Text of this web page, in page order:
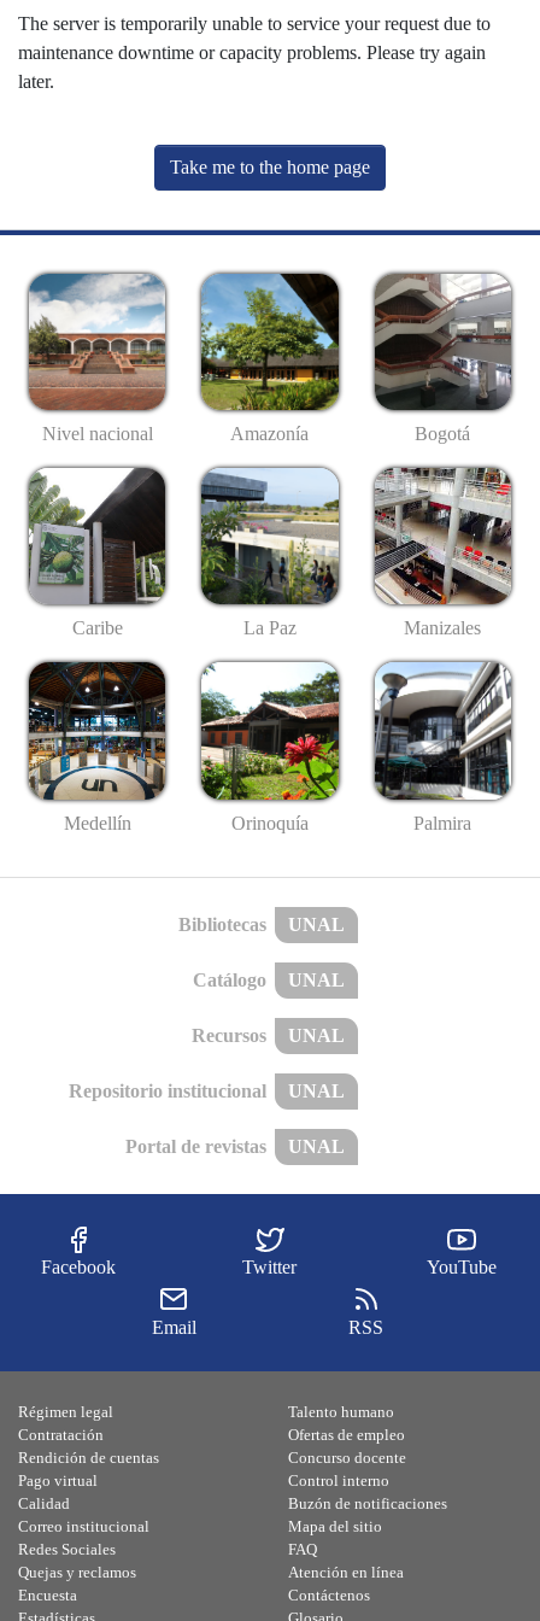
The server is temporarily unable to service your request due to
maintenance downtime or capacity problems. Please try again
later.
Take me to the home page
Nivel nacional Amazonía Bogotá
Caribe La Paz Manizales
Medellín Orinoquía Palmira
Bibliotecas UNAL
Catálogo UNAL
Recursos UNAL
Repositorio institucional UNAL
Portal de revistas UNAL
Facebook Twitter YouTube
Email RSS
Régimen legal
Contratación
Rendición de cuentas
Pago virtual
Calidad
Talento humano
Ofertas de empleo
Concurso docente
Control interno
Buzón de notificaciones
Correo institucional
Redes Sociales
Quejas y reclamos
Encuesta
Mapa del sitio
FAQ
Atención en línea
Contáctenos